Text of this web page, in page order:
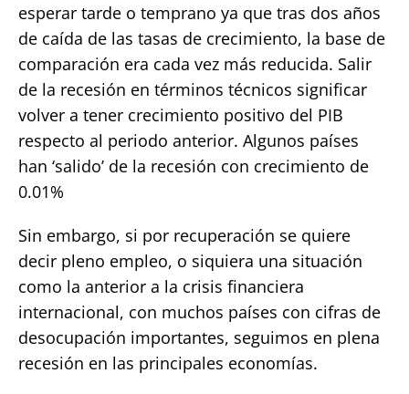
esperar tarde o temprano ya que tras dos años
de caída de las tasas de crecimiento, la base de
comparación era cada vez más reducida. Salir
de la recesión en términos técnicos significar
volver a tener crecimiento positivo del PIB
respecto al periodo anterior. Algunos países
han ‘salido’ de la recesión con crecimiento de
0.01%
Sin embargo, si por recuperación se quiere
decir pleno empleo, o siquiera una situación
como la anterior a la crisis financiera
internacional, con muchos países con cifras de
desocupación importantes, seguimos en plena
recesión en las principales economías.